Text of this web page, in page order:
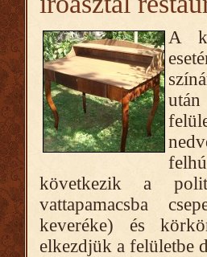
A
következik a
vattapamacsba
keveréke) és
elkezdjük a felületbe